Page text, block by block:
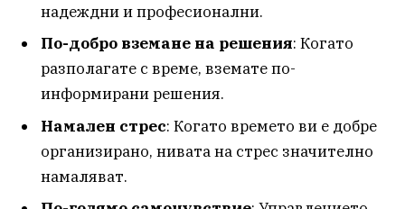
надеждни и професионални.
По-добро вземане на решения: Когато
разполагате с време, вземате по-
информирани решения.
Намален стрес: Когато времето ви е добре
организирано, нивата на стрес значително
намаляват.